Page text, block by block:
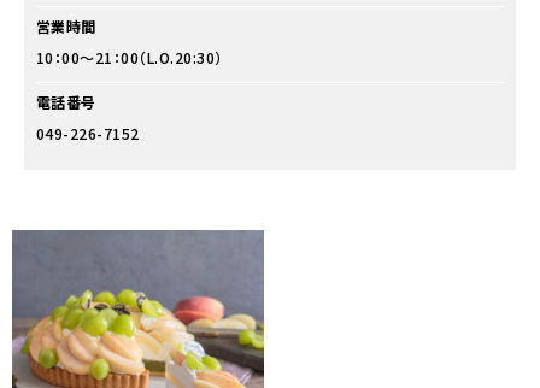
営業時間
10：00～21：00（L.O.20:30）
電話番号
049-226-7152